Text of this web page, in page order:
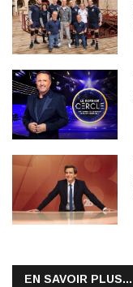
EN SAVOIR PLUS...